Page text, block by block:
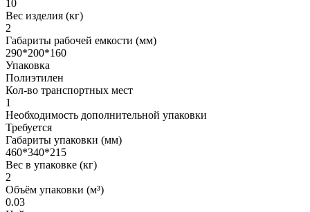
10
Вес изделия (кг)
2
Габариты рабочей емкости (мм)
290*200*160
Упаковка
Полиэтилен
Кол-во транспортных мест
1
Необходимость дополнительной упаковки
Требуется
Габариты упаковки (мм)
460*340*215
Вес в упаковке (кг)
2
Объём упаковки (м³)
0.03